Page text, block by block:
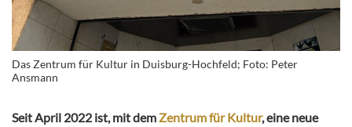
Das Zentrum für Kultur in Duisburg-Hochfeld; Foto: Peter
Ansmann
Seit April 2022 ist, mit demZentrum für Kultur, eine neue